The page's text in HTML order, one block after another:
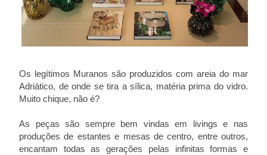
Os legítimos Muranos são produzidos com areia do mar
Adriático, de onde se tira a sílica, matéria prima do vidro.
Muito chique, não é?
As peças são sempre bem vindas em livings e nas
produções de estantes e mesas de centro, entre outros,
encantam todas as gerações pelas infinitas formas e